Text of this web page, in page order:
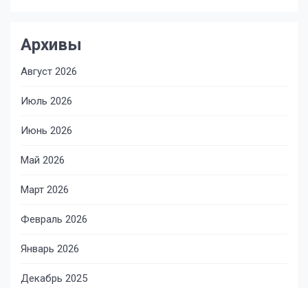
Архивы
Август 2026
Июль 2026
Июнь 2026
Май 2026
Март 2026
Февраль 2026
Январь 2026
Декабрь 2025